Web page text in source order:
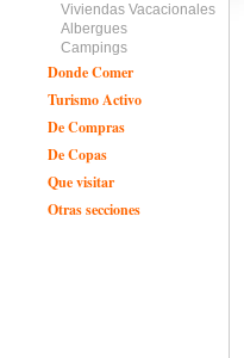
Viviendas Vacacionales
Albergues
Campings
Donde Comer
Turismo Activo
De Compras
De Copas
Que visitar
Otras secciones